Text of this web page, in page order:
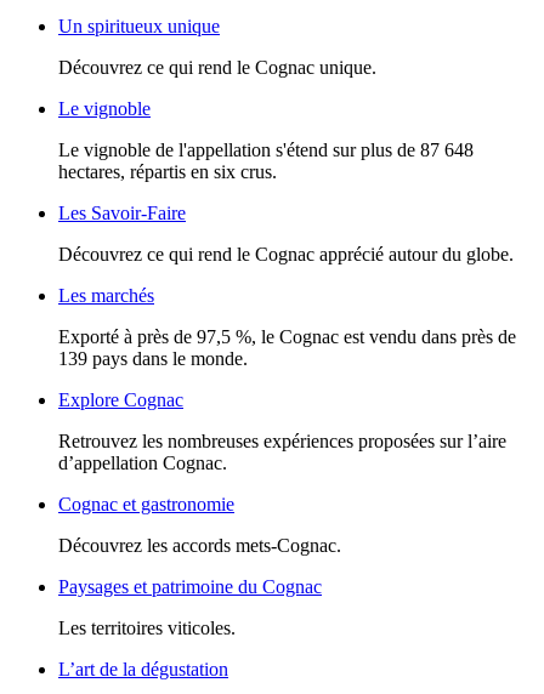
Un spiritueux unique
Découvrez ce qui rend le Cognac unique.
Le vignoble
Le vignoble de l'appellation s'étend sur plus de 87 648
hectares, répartis en six crus.
Les Savoir-Faire
Découvrez ce qui rend le Cognac apprécié autour du globe.
Les marchés
Exporté à près de 97,5 %, le Cognac est vendu dans près de
139 pays dans le monde.
Explore Cognac
Retrouvez les nombreuses expériences proposées sur l’aire
d’appellation Cognac.
Cognac et gastronomie
Découvrez les accords mets-Cognac.
Paysages et patrimoine du Cognac
Les territoires viticoles.
L’art de la dégustation